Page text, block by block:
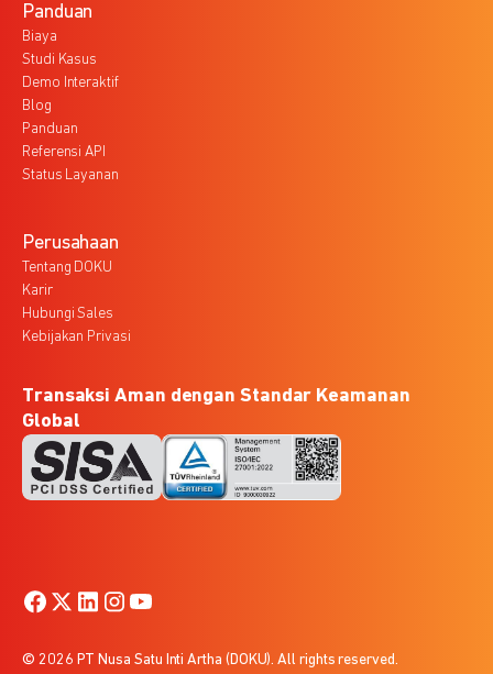
Panduan
Biaya
Studi Kasus
Demo Interaktif
Blog
Panduan
Referensi API
Status Layanan
Perusahaan
Tentang DOKU
Karir
Hubungi Sales
Kebijakan Privasi
Transaksi Aman dengan Standar Keamanan
Global
© 2026 PT Nusa Satu Inti Artha (DOKU). All rights reserved.